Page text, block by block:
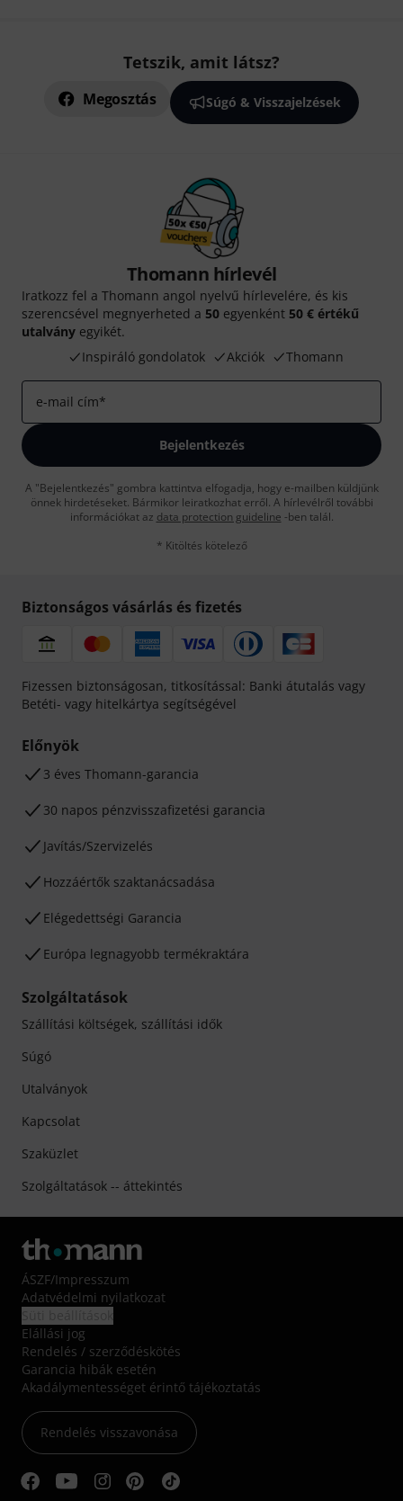
Tetszik, amit látsz?
Megosztás Súgó & Visszajelzések
Thomann hírlevél
Iratkozz fel a Thomann angol nyelvű hírlevelére, és kis
szerencsével megnyerheted a 50 egyenként 50 € értékű
utalvány egyikét.
Inspiráló gondolatok
Akciók Thomann
e-mail cím*
Bejelentkezés
A "Bejelentkezés" gombra kattintva elfogadja, hogy e-mailben küldjünk
önnek hirdetéseket. Bármikor leiratkozhat erről. A hírlevélről további
információkat az data protection guideline -ben talál.
* Kitöltés kötelező
Biztonságos vásárlás és fizetés
Fizessen biztonságosan, titkosítással: Banki átutalás vagy
Betéti- vagy hitelkártya segítségével
Előnyök
3 éves Thomann-garancia
30 napos pénzvisszafizetési garancia
Javítás/Szervizelés
Hozzáértők szaktanácsadása
Elégedettségi Garancia
Európa legnagyobb termékraktára
Szolgáltatások
Szállítási költségek, szállítási idők
Súgó
Utalványok
Kapcsolat
Szaküzlet
Szolgáltatások -- áttekintés
ÁSZF/Impresszum
Adatvédelmi nyilatkozat
Elállási jog
Rendelés / szerződéskötés
Garancia hibák esetén
Akadálymentességet érintő tájékoztatás
Rendelés visszavonása